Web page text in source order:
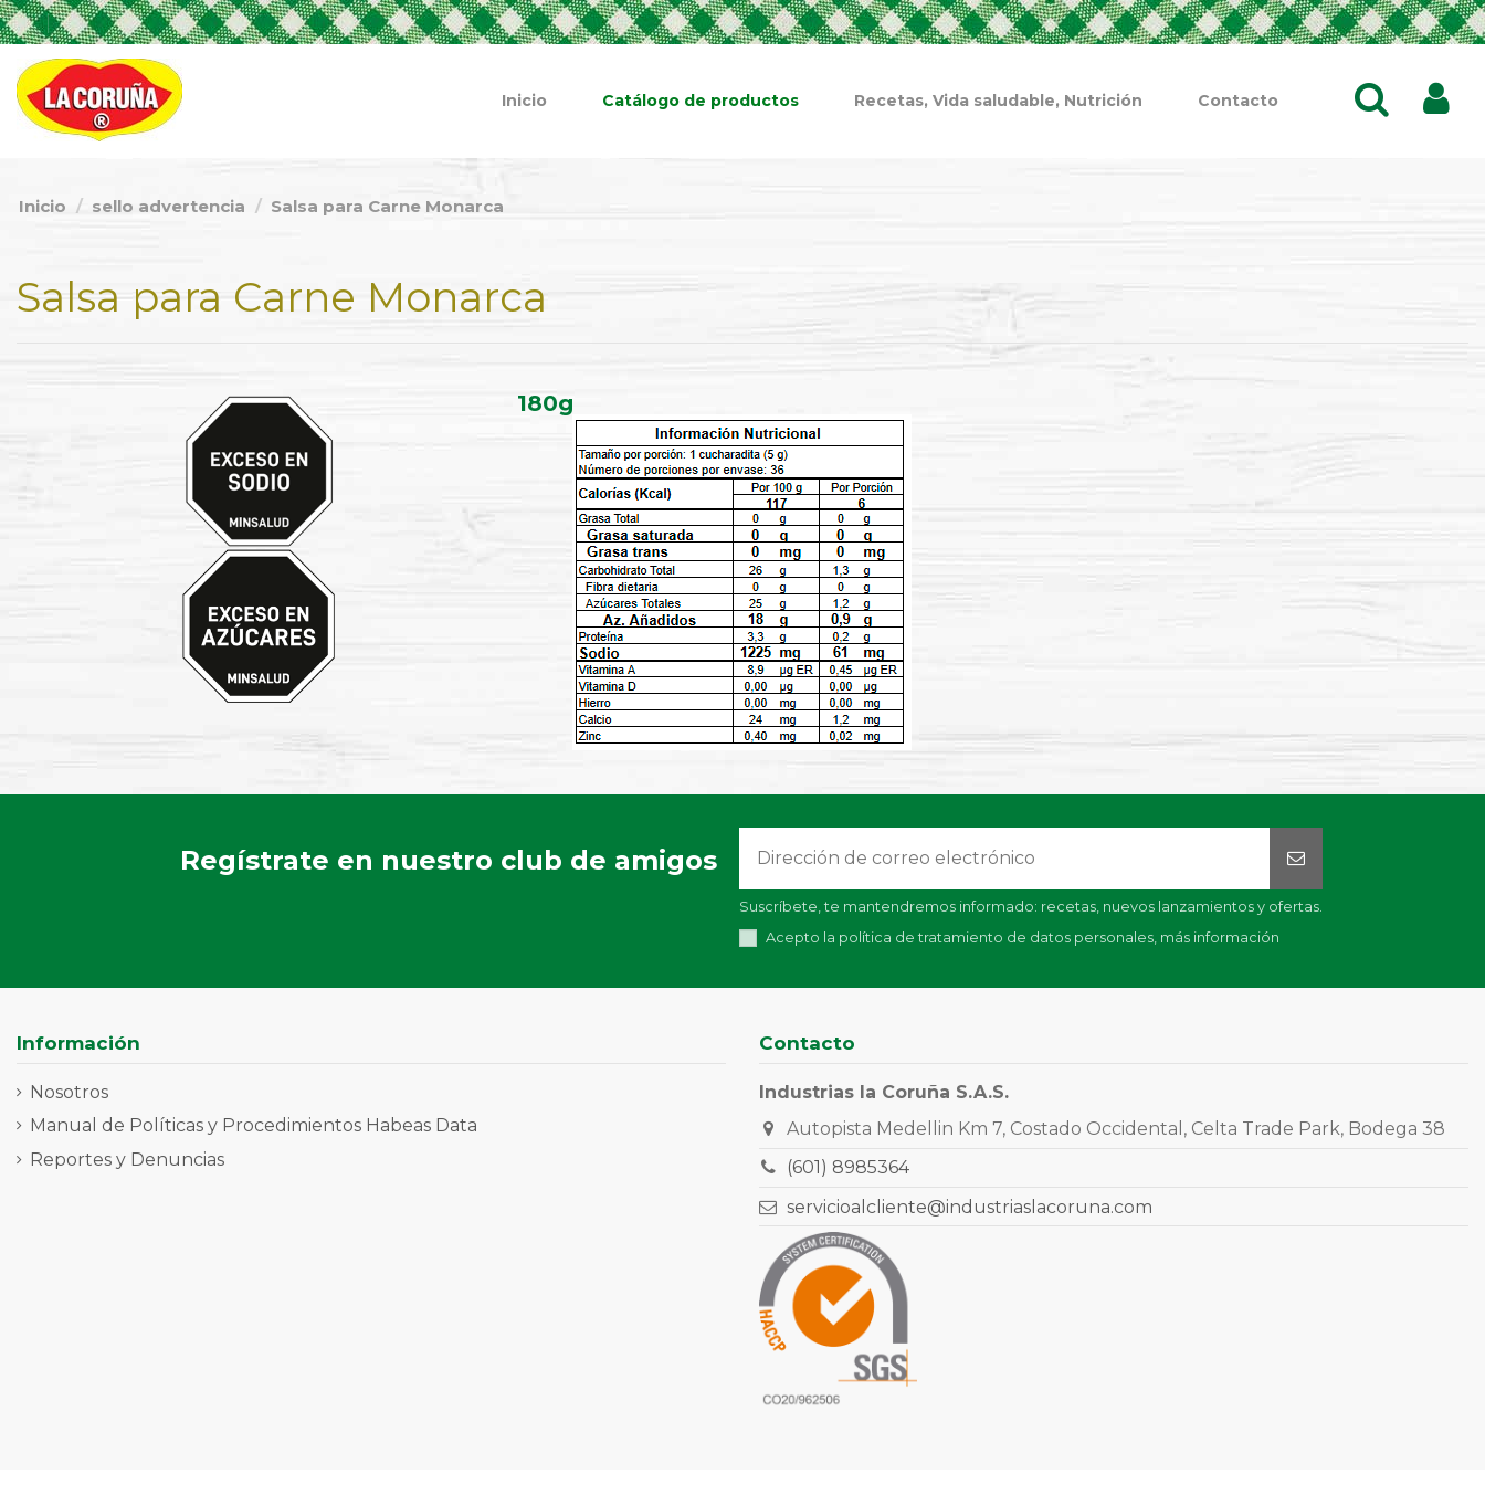
Inicio Catálogo de productos Recetas, Vida saludable, Nutrición Contacto
Inicio sello advertencia Salsa para Carne Monarca
Salsa para Carne Monarca
180g
Regístrate en nuestro club de amigos
Suscríbete, te mantendremos informado: recetas, nuevos lanzamientos y ofertas.
Acepto la política de tratamiento de datos personales, más información
Información
Nosotros
Manual de Políticas y Procedimientos Habeas Data
Reportes y Denuncias
Contacto
Industrias la Coruña S.A.S.
Autopista Medellin Km 7, Costado Occidental, Celta Trade Park, Bodega 38
(601) 8985364
servicioalcliente@industriaslacoruna.com